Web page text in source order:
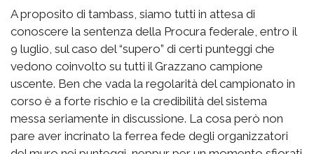
A proposito di tambass, siamo tutti in attesa di
conoscere la sentenza della Procura federale, entro il
9 luglio, sul caso del “supero” di certi punteggi che
vedono coinvolto su tutti il Grazzano campione
uscente. Ben che vada la regolarità del campionato in
corso è a forte rischio e la credibilità del sistema
messa seriamente in discussione. La cosa però non
pare aver incrinato la ferrea fede degli organizzatori